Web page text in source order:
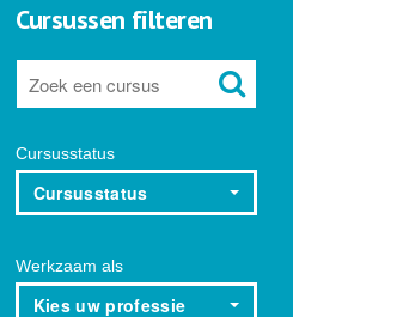
Cursussen filteren
Cursusstatus
Cursusstatus
Werkzaam als
Kies uw professie